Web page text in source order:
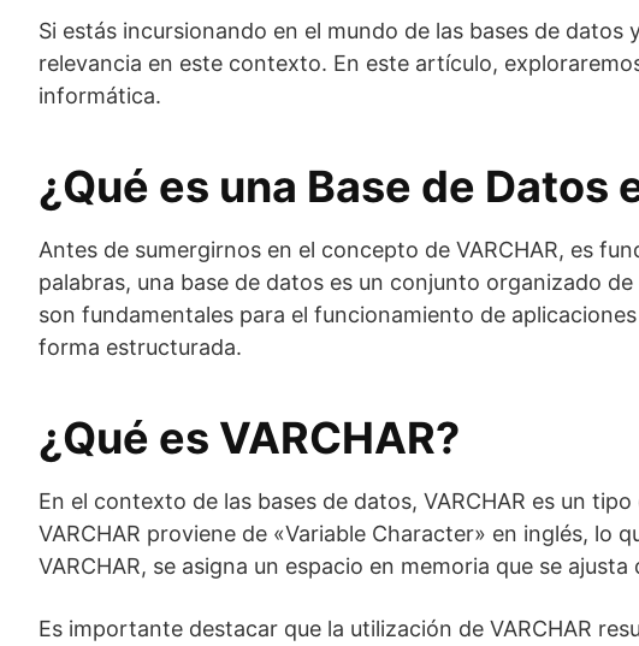
Si estás incursionando en el mundo de las bases de
relevancia en este contexto. En este artículo,
informática.
¿Qué es una Base de Datos
Antes de sumergirnos en el concepto de VARCHAR, es
palabras, una base de datos es un conjunto organizado
son fundamentales para el funcionamiento de
forma estructurada.
¿Qué es VARCHAR?
En el contexto de las bases de datos, VARCHAR es un
VARCHAR proviene de «Variable Character» en inglés,
VARCHAR, se asigna un espacio en memoria que se
Es importante destacar que la utilización de VARCHAR